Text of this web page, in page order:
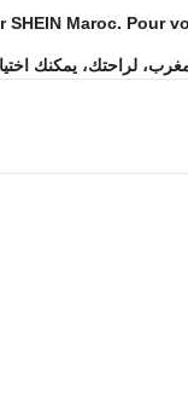
SHEIN Maroc. Pour
لراحتك، يمكنك